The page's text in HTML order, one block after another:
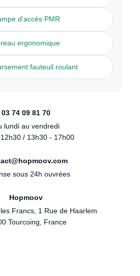
d'accès PMR
ergonomique
fauteuil roulant
03 74 09 81 70
lundi au vendredi
/ 13h30 - 17h00
sous 24h ouvrées
Hopmoov
Francs, 1 Rue de Haarlem
Tourcoing, France